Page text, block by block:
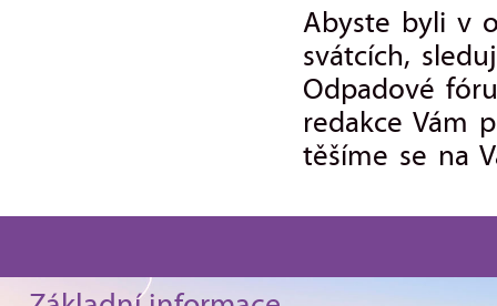
Abyste byli v
svátcích,
Odpadové
redakce Vám
těšíme se na